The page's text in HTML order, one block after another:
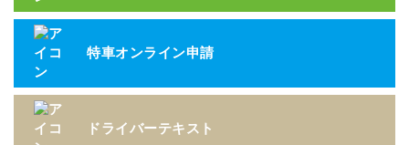
特車オンライン申請
ドライバーテキスト